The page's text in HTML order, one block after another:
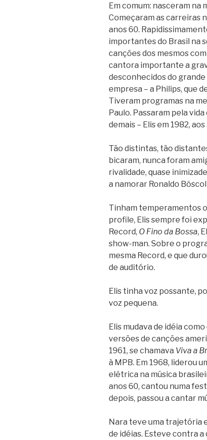
Em comum: nasceram na
Começaram as carreiras
anos 60.
importantes do Brasil na
canções dos mesmos
cantora importante a
desconhecidos do
empresa – a Philips, que
Tiveram programas na
Paulo. Passaram pela
demais – Elis em 1982,
Tão distintas, tão
bicaram, nunca foram
rivalidade, quase
a namorar Ronaldo
Tinham temperamentos
profile, Elis sempre foi
Record, O Fino da Bossa,
show-man. Sobre o
mesma Record, e que
de auditório.
Elis tinha voz possante,
voz pequena.
Elis mudava de idéia
versões de canções
1961, se chamava Viva a
à MPB. Em 1968, liderou
elétrica na música
anos 60, cantou numa
depois, passou a cantar
Nara teve uma trajetória
de idéias. Esteve contra